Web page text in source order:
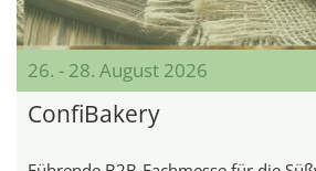
26. - 28. August 2026
ConfiBakery